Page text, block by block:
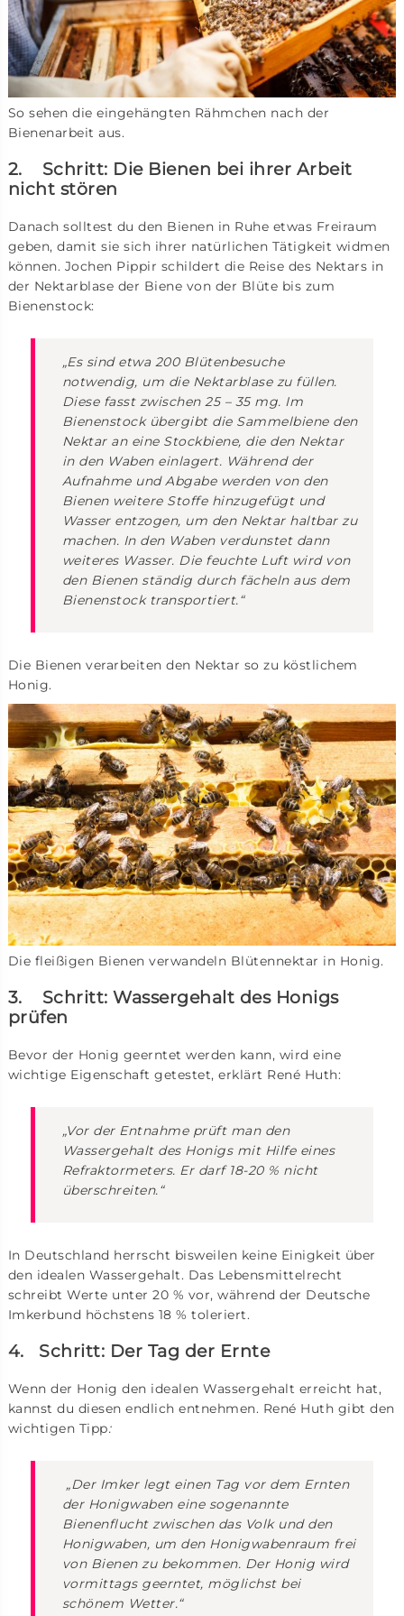
So sehen die eingehängten Rähmchen nach der
Bienenarbeit aus.
2. Schritt: Die Bienen bei ihrer Arbeit
nicht stören
Danach solltest du den Bienen in Ruhe etwas Freiraum
geben, damit sie sich ihrer natürlichen Tätigkeit widmen
können. Jochen Pippir schildert die Reise des Nektars in
der Nektarblase der Biene von der Blüte bis zum
Bienenstock:
„Es sind etwa 200 Blütenbesuche
notwendig, um die Nektarblase zu füllen.
Diese fasst zwischen 25 – 35 mg. Im
Bienenstock übergibt die Sammelbiene den
Nektar an eine Stockbiene, die den Nektar
in den Waben einlagert. Während der
Aufnahme und Abgabe werden von den
Bienen weitere Stoffe hinzugefügt und
Wasser entzogen, um den Nektar haltbar zu
machen. In den Waben verdunstet dann
weiteres Wasser. Die feuchte Luft wird von
den Bienen ständig durch fächeln aus dem
Bienenstock transportiert.“
Die Bienen verarbeiten den Nektar so zu köstlichem
Honig.
Die fleißigen Bienen verwandeln Blütennektar in Honig.
3. Schritt: Wassergehalt des Honigs
prüfen
Bevor der Honig geerntet werden kann, wird eine
wichtige Eigenschaft getestet, erklärt René Huth:
„Vor der Entnahme prüft man den
Wassergehalt des Honigs mit Hilfe eines
Refraktormeters. Er darf 18-20 % nicht
überschreiten.“
In Deutschland herrscht bisweilen keine Einigkeit über
den idealen Wassergehalt. Das Lebensmittelrecht
schreibt Werte unter 20 % vor, während der Deutsche
Imkerbund höchstens 18 % toleriert.
4. Schritt: Der Tag der Ernte
Wenn der Honig den idealen Wassergehalt erreicht hat,
kannst du diesen endlich entnehmen. René Huth gibt den
wichtigen Tipp:
„Der Imker legt einen Tag vor dem Ernten
der Honigwaben eine sogenannte
Bienenflucht zwischen das Volk und den
Honigwaben, um den Honigwabenraum frei
von Bienen zu bekommen. Der Honig wird
vormittags geerntet, möglichst bei
schönem Wetter.“